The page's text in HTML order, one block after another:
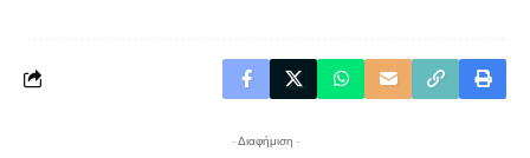
- Διαφήμιση -